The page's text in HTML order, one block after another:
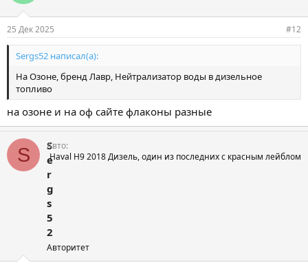
25 Дек 2025 #12
Sergs52 написал(а):
На Озоне, бренд Лавр, Нейтрализатор воды в дизельное
топливо
на озоне и на оф сайте флаконы разные
S
S
e
r
g
s
5
2
Авторитет
Авто
Haval H9 2018 Дизель, один из последних с красным лейблом